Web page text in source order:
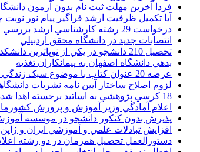
فردا آخرین مهلت ثبت نام بدون آزمون دانشگاه
آیا تکمیل ظرفیت ارشد فراگیر پیام نور
درخواست 29 رشته کارشناسي ارشد بررسي مي شود
انتصابات جديد در دانشگاه محقق اردبيلي
تحصيل 210 دانشجو در يکي از نوپاترين دانشکده‌هاي علوم پزشکي کشور
بدهي دانشگاه اصفهان به پيمانکاران تغذيه
عرضه 20 عنوان کتاب با موضوع سبک زندگي به دانشگاه‌ها
لزوم اصلاح ساختار آيين نامه نشريات
18 کرسي پژوهشي به اساتيد برجسته اهدا شده است
اعلام آمادگي وزير آموزش و پرورش
پذيرش بدون کنکور دانشجو در موسسه
افزايش تبادلات علمي و آموزشي ايران و ژاپن
دستورالعمل تحصیل همزمان در دو رشته